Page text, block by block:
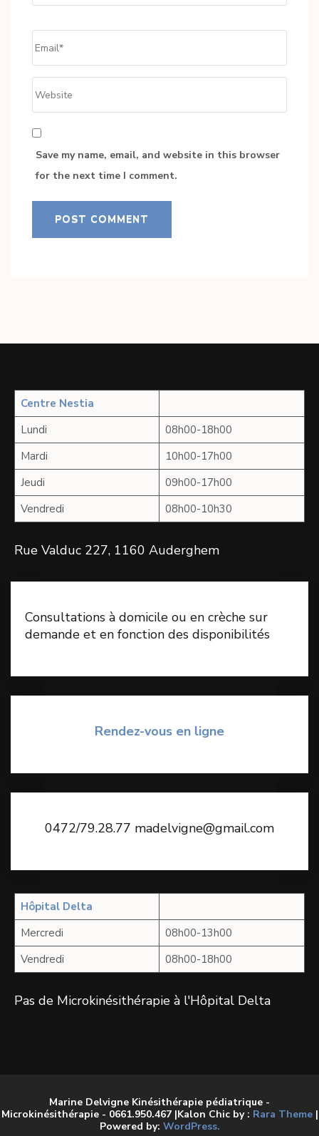
Save my name, email, and website in this browser
for the next time I comment.
Centre Nestia
Lundi
08h00-18h00
Mardi
10h00-17h00
Jeudi
09h00-17h00
Vendredi
08h00-10h30
Rue Valduc 227, 1160 Auderghem
Consultations à domicile ou en crèche sur
demande et en fonction des disponibilités
Rendez-vous en ligne
0472/79.28.77 madelvigne@gmail.com
Hôpital Delta
Mercredi
08h00-13h00
Vendredi
08h00-18h00
Pas de Microkinésithérapie à l'Hôpital Delta
Marine Delvigne Kinésithérapie pédiatrique -
Microkinésithérapie - 0661.950.467 |Kalon Chic by : Rara Theme|
Powered by: WordPress.